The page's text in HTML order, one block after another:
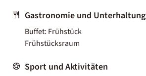
Gastronomie und Unterhaltung
Buffet: Frühstück
Frühstücksraum
Sport und Aktivitäten